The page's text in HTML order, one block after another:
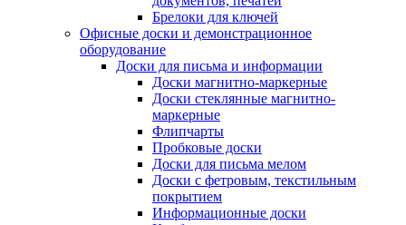
Брелоки для ключей
Офисные доски и демонстрационное
оборудование
Доски для письма и информации
Доски магнитно-маркерные
Доски стеклянные магнитно-
маркерные
Флипчарты
Пробковые доски
Доски для письма мелом
Доски с фетровым, текстильным
покрытием
Информационные доски